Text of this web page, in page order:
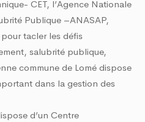
CET, l’Agence Nationale
Publique –ANASAP,
tacler les défis
salubrité publique,
commune de Lomé dispose
dans la gestion des
d’un Centre